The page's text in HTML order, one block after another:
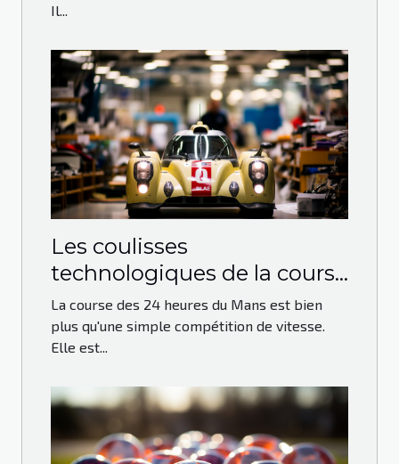
Il...
Les coulisses
technologiques de la course
des 24 heures du Mans
La course des 24 heures du Mans est bien
plus qu'une simple compétition de vitesse.
Elle est...